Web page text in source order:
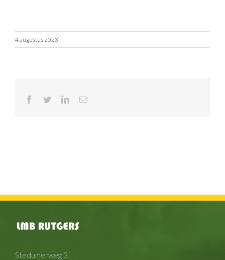
4 augustus 2023
Facebook LinkedInE-
Stedumerweg 3